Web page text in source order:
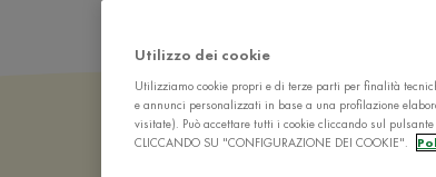
Utilizzo dei cookie
Utilizziamo cookie propri e di terze parti per finalità
e annunci personalizzati in base a una profilazione
visitate). Può accettare tutti i cookie cliccando sul pulsante
CLICCANDO SU "CONFIGURAZIONE DEI COOKIE".